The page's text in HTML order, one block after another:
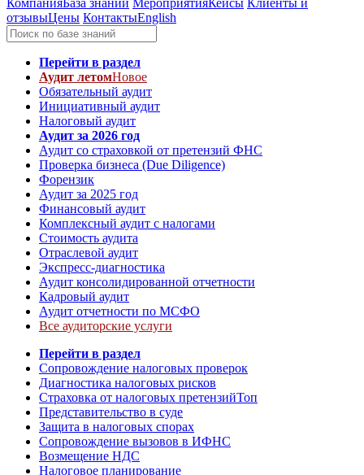
КомпанияБаза знаний МероприятияКейсы Клиенты и
отзывыЦены КонтактыEnglish
Перейти в раздел
Аудит летомНовое
Обязательный аудит
Инициативный аудит
Налоговый аудит
Аудит за 2026 год
Аудит со страховкой от претензий ФНС
Проверка бизнеса (Due Diligence)
Форензик
Аудит за 2025 год
Финансовый аудит
Комплексный аудит с налогами
Стоимость аудита
Отраслевой аудит
Экспресс-диагностика
Аудит консолидированной отчетности
Кадровый аудит
Аудит отчетности по МСФО
Все аудиторские услуги
Перейти в раздел
Сопровождение налоговых проверок
Диагностика налоговых рисков
Страховка от налоговых претензийТоп
Представительство в суде
Защита в налоговых спорах
Сопровождение вызовов в ИФНС
Возмещение НДС
Налоговое планирование